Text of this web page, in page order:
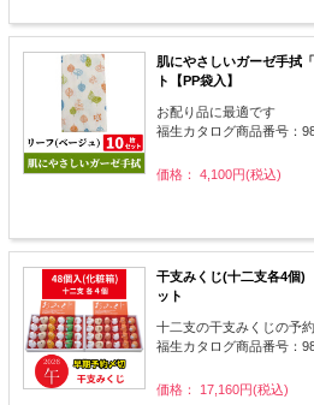
肌にやさしいガーゼ手拭
ト【PP袋入】
お配り品に最適です
福生カタログ商品番号：
価格： 4,100円(税込)
干支みくじ(十二支各4個
ット
十二支の干支みくじの予
福生カタログ商品番号：
価格： 17,160円(税込)